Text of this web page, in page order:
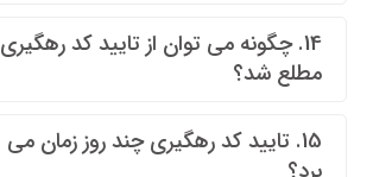
14. چگونه می توان از تایید کد رهگیری
مطلع شد؟
15. تایید کد رهگیری چند روز زمان می